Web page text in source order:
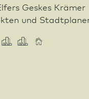
Geskes Krämer
und